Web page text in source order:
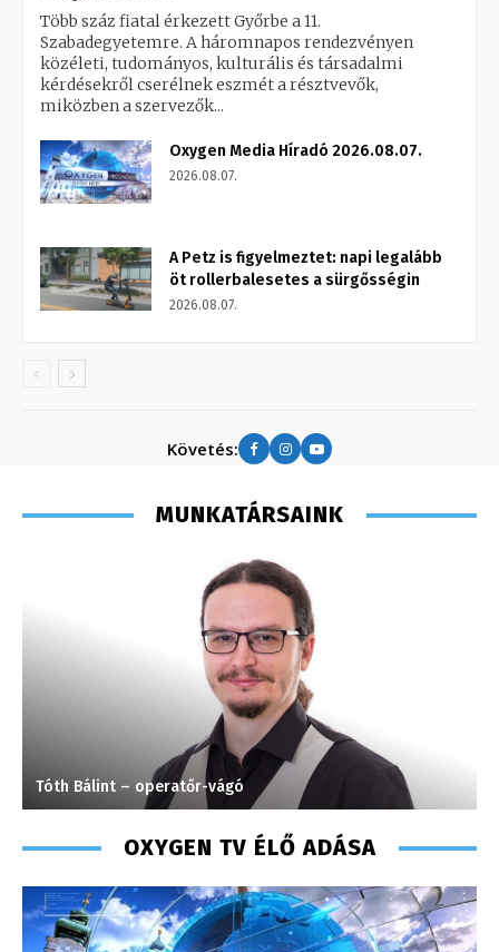
Több száz fiatal érkezett Győrbe a 11.
Szabadegyetemre. A háromnapos rendezvényen
közéleti, tudományos, kulturális és társadalmi
kérdésekről cserélnek eszmét a résztvevők,
miközben a szervezők...
Oxygen Media Híradó 2026.08.07.
2026.08.07.
A Petz is figyelmeztet: napi legalább
öt rollerbalesetes a sürgősségin
2026.08.07.
Követés:
MUNKATÁRSAINK
Tóth Bálint – operatőr-vágó
OXYGEN TV ÉLŐ ADÁSA